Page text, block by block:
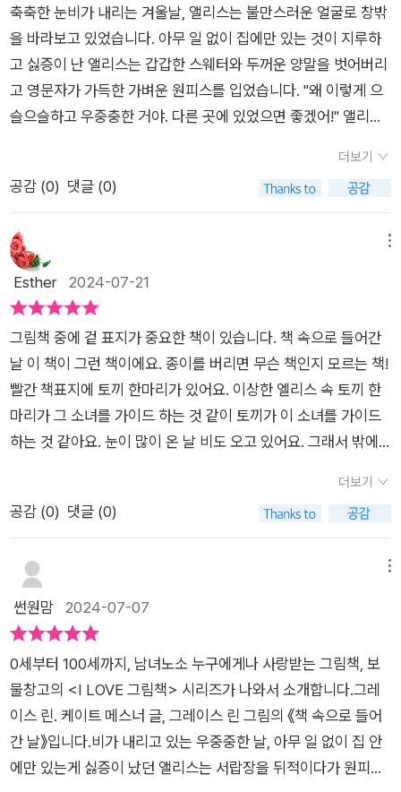
함께 식사를 하는 앨리스의 모습을 보여주며 그림책 속의 상상 파
티는 끝났으니 따뜻한 저녁이 있는 현실로 돌아가라고 책 속에 계
속 머물 수는 없다고 보여주네요.하지만 끝이 아니지요. 그리고
앨리스가 부모님과 함께 빨간 책을 다시 넘기기 시작하지요.식사
를 하는 동안 모험을 즐기려는 세 가족의 모습을 상상이 이어지네
요.어릴 적 밖을 나가지 못하는 날이면 무작정 서랍을 뒤적거리던
날이 떠오르네요.물론 제 서랍이 아닌 엄마나 아빠의 서랍이겠지
했지요.조금 더 성장하면서는 타인의 물건보다는 제 서랍 속의 조
개껍질, 돌, 친구의 편지, 일기장, 등추억이 쌓인 물건들을 들여다
보며 혼자만의 시간을 즐기기도 했어요.지금도 친구들의 손편지
와 지인들로부터 받은 손 편지를 파일에 넣어 보관하고 있어요.사
진과 영상이라는 좋은 매개도 있지만 제가 글에서 느끼는 묘한 매
력을 좋아하는 것 같아요.그날의 감정들과 생각들을 꺼낼 수 있는
가장 좋은 방법이라 생각해요.<책 속으로 들어간 날>을 만나고
상상에 빠져는 것이 힘들지가 않더라고요.요 며칠 순간순간 무언
가를 상상하게 되는 제 모습을 발견했어요.이렇게 그림책을 즐기
들어간 날>을 펼치면 제가 이상한 나라의 앨리스로 변해 버려요.
빨간 표지가 덧싸개의 뒤에 숨어서 책으로 들어가는 줄도 모르고
마법 속으로 빨려 들어가는 것 같아요.앨리스의 옷들이 장면이 바
뀔 때마다 배경에 녹아들어서 마치 앨리스가 책의 일부가 되는 것
옷이 되네요.앨리스의 옷이 배경에 녹아드는 모든 장면들이 재미
있고 생생함에 즐거웠지요.그런데 앨리스가 빨간 책과 함께 우림
숲으로 들어가는 장면이 뒤늦게 보이네요.단어가 가득한 옷에 녹
색이 스며들고 있어요. 마치 책이 우리에게 많은 것들 내어주는
것처럼요.또, 글에는 없는 이야기들이 그림에 가득 들어 있어요.
집안 곳곳의 인형, 장식, 벽지 속 그림, 그리고 앨리스 곁에 토끼
를 찾는 즐거움까지호기심 가득한 눈망울로 그림책을 몰입해서
았던 홍학도 그 그림속에 들어있는데!책을 읽기 시작하고, 책의
이야기는 곧 아이 '앨리스'의 이야기가 된다. 그리고, 책 속으로의
초대를 받게 된다. '책장을 넘기고 어서 들어오렴....'그렇게 책 장
속으로 들어간 앨리스는 자신이 바라던 이야기와 책 속 세상과 하
나가 된다. 앨리스의 옷이 앨리스가 어디에 속해 있는지 말해 주
을 끌어 이상한 나라로 향하게 했던 흰토끼처럼, 책 속에도 앨리
스 주변에 맴도는 흰토끼를 만날 수 있다. 아이와 함께 토끼가 어
디에 있는지 찾아보는 것도 즐거운 활동!​ 책장은 아이가 바라고
소망하며 말하는 대로 그려진다. 그리고, 책 속 동물들이 자신의
집과 동네로 초대한다.앨리스는 기꺼이 그 초대를 받아들여 책 속
을 마음껏 누비고 말이다.​하지만, 여행이 좋은 것은 돌아올 집이
서 부르는 엄마의 목소리. '어서 들어와....'그래서 앨리스는 그렇
게 했어요.따뜻하고 평화로운 저녁의 어느 날, 뒷 면지 속 앨리스
의 눈빛에서 마법같은 일상을 누린 이야기는 앨리스와 독자의 비
밀로 남겨두자고 하는 듯하다. 앨리스의 손에는 책이 계속 들려있
다. 아마, 앞으로도 앨리스의 '책 속'모험은 계속되지 않을까.​ 책을
들여다 보는 아이들도 한 번 읽고 또 읽고 하면서 책 속 그림과 이
야기 속으로 푹 빠져서 보는 책 심심하다고 하는 아이들에게, 앨
간 날》이었다.
네~. 책장을 넘기고 들어와! 이렇게요 ㅎ 그래서 표지 사진 기억
나시죠?!? 앨리스가 책 속으로 퐁당! 들어갔어요 ㅎ책 속에 합성
된 앨리스라 그런지 ㅋㅋ 크로마키 느낌이 납니다 ㅎ 알파벳이 가
득했던 옷이 배경에 녹아요 ㅎ 싸늘했던 날씨가 어느새 오븐 속처
럼 뜨끈해져서 화려한 색의 꽃과 새들에 싸여 앨리스는 신나게 놀
았어요 ㅎ 앗 그런데! 비가 내리기 시작했어요! 장마를 지나는 중
인 제가 너무 공감 가능한 찌는 듯하고 축축한 느낌적인 느낌!!!
ㅋㅋ 낙타가 있는 사막으로 갑니다 ㅎ머리털과 몸은 바싹 말랐지
만 이제는 모래바람이 손에서 책을 놓을 줄 모르는 소녀를 괴롭힙
니다. 상쾌한 맑은 물이 그리워지니~ 물고기들의 초대를 흔쾌히
수락, 바다로 갔습니다. 아... 저도 물에서 앨리스처럼 자유롭고
싶어요... 아가씨 때 12일만에 수영을 때려치운 사람이라 ... 물에
빠지면 끝;;;이지만요 ㅎ​뒤로 앨리스는 바삐 책 속을 누빕니다 ㅎ
이 장마철에 저희집 꼬맹이들도 뚜벅이 엄마를 만나 고생이 많은
데 도서관에서 책들 좀 업어다줘야겠다는 생각이 마구마구 들었
던 그림책입니다 ㅎ 함께 보아요?!? 앨리스가 마지막에 어디에
Sweet home!이에요 ㅎ 아.. 너무 친절한 스포일러인가요 ㅎ 저
는 또 오겠습니다!!!​​<출판사로부터 책을 제공받았습니다>
축축한 눈비가 내리는 겨울날, 앨리스는 불만스러운 얼굴로 창밖
을 바라보고 있었습니다. 아무 일 없이 집에만 있는 것이 지루하
고 싫증이 난 앨리스는 갑갑한 스웨터와 두꺼운 양말을 벗어버리
고 영문자가 가득한 가벼운 원피스를 입었습니다. "왜 이렇게 으
슬으슬하고 우중충한 거야. 다른 곳에 있었으면 좋겠어!" 앨리스
것은 책장이었습니다. 궁금해서, 앨리스는 책을 읽기 시작했습니
다. '소녀는 빛깔이 생생한 곳으로 갔습니다. 그곳에선 아침 이슬
들이 앨리스에게 말을 건넸습니다. '거긴 바로 우리 집 같네. 책장
을 넘기고 어서 들어오렴···."앨리스가 책장을 넘기자 놀랍게도 앨
리스는 정말 책 속 세상으로 들어가게 되었습니다. 공기가 마
을 읽는 앨리스 주변으로 모여들었습니다. 겨울날에서 넘어온 초
록빛 가득한 열대우림과 색색이 고운 새들이 환상적인 그림으
로 펼쳐집니다. 그런데 비가 내리기 시작했고 앨리스는 축축하
지 않은 곳에 있었으면 좋겠다고 말했습니다. 그러자 이번에
는 책 속에서 낙타들이 말했습니다. "거긴 우리 동네 같네. 책장
을 넘기고 어서 들어오렴···." 앨리스는 이번에는 어디로 가게 될
까요? 지루한 일상이 불만이었던 아이가 책 속 세상을 여행하
간 날>입니다. 열대우림, 사막, 바다 등 세계 곳곳 다양한 곳을 신
나게 여행하는 앨리스가 부러워집니다. 아이들이 책을 보며 상상
의 세계로 떠나는 모습을 멋진 일러스트로 보며 함께 떠나고 싶어
졌습니다. 앨리스는 어디로 떠난 여행이 가장 좋았을까요? 아이
와 함께 호기심 가득한 눈으로 풍덩 책 속으로 탐험을 떠나보
면 좋겠습니다. 위 리뷰는 출판사에서 도서를 제공 받아 읽고, 솔
직하게 작성하였습니다.
더보기
공감 (0) 댓글 (0)
Esther 2024-07-21
그림책 중에 겉 표지가 중요한 책이 있습니다. 책 속으로 들어간
날 이 책이 그런 책이에요. 종이를 버리면 무슨 책인지 모르는 책!
빨간 책표지에 토끼 한마리가 있어요. 이상한 엘리스 속 토끼 한
마리가 그 소녀를 가이드 하는 것 같이 토끼가 이 소녀를 가이드
하는 것 같아요. 눈이 많이 온 날 비도 오고 있어요. 그래서 밖에
터에 두꺼운 양말.. 엄마에게 투덜해며 발을 동동 구르기 시작하
니 근처에 무언가 팔락 거리는 책장책도 앨리스 이네요. 빛깔이
는 새! 책장을 넘기고 들어오라고 합니다. 공기가 오븐에서 나온
것처럼 느껴 졌습니다. 라고 쓰여 있는 책! 꽃들에 둘러 싸여 소녀
와 새들과 함께 놀았지요. 비가 내리기 시작 했어요. 너무 찌는 듯
이는 곳, 햇볕이 소녀를 보송보송 하게 말려 주겠지요. 낙타들이
말합니다. 책장을 넘기고 어서 들어 오렴~ 낙타를 타고 사막을
지나는 동안 이들 거리며 내리 쬐는 햇볕이 머리를 말렸지요. 비
를 맞은 앨리스의 머리를 말려 준거네요.모래바람이 불어와 소녀
의 얼굴이 따갑게 만들지요. 너무 먼지가 많거나 메마르지 않은
더보기
공감 (0) 댓글 (0)
썬원맘 2024-07-07
0세부터 100세까지, 남녀노소 누구에게나 사랑받는 그림책, 보
물창고의 <I LOVE 그림책> 시리즈가 나와서 소개합니다.그레
이스 린. 케이트 메스너 글, 그레이스 린 그림의 《책 속으로 들어
간 날》입니다.비가 내리고 있는 우중중한 날, 아무 일 없이 집 안
에만 있는게 싫증이 났던 앨리스는 서랍장을 뒤적이다가 원피스